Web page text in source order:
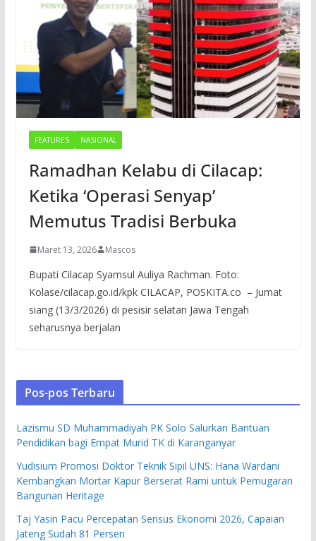
FEATURES NASIONAL
Ramadhan Kelabu di Cilacap:
Ketika ‘Operasi Senyap’
Memutus Tradisi Berbuka
Maret 13, 2026 Mascos
Bupati Cilacap Syamsul Auliya Rachman. Foto:
Kolase/cilacap.go.id/kpk CILACAP, POSKITA.co – Jumat
siang (13/3/2026) di pesisir selatan Jawa Tengah
seharusnya berjalan
Pos-pos Terbaru
Lazismu SD Muhammadiyah PK Solo Salurkan Bantuan
Pendidikan bagi Empat Murid TK di Karanganyar
Yudisium Promosi Doktor Teknik Sipil UNS: Hana Wardani
Kembangkan Mortar Kapur Berserat Rami untuk Pemugaran
Bangunan Heritage
Taj Yasin Pacu Percepatan Sensus Ekonomi 2026, Capaian
Jateng Sudah 81 Persen